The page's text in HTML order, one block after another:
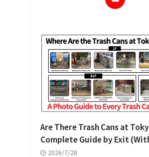
Are There Trash Cans at
Complete Guide by Exit
2026/7/28